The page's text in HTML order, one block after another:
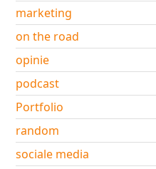
marketing
on the road
opinie
podcast
Portfolio
random
sociale media